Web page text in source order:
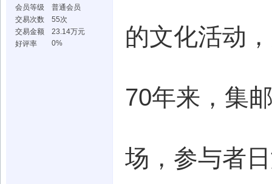
会员等级
普通会员
交易次数
55次
交易金额
23.14万元
好评率
0% 的文化活动
70年来，集
场，参与者